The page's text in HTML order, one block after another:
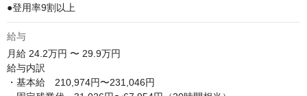
●登用率9割以上
給与
月給 24.2万円 〜 29.9万円
給与内訳
・基本給　210,974円〜231,046円